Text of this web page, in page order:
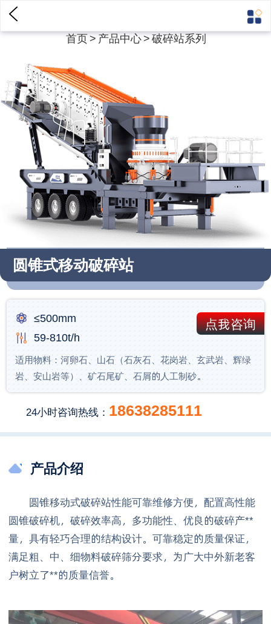
首页>产品中心>破碎站系列
圆锥式移动破碎站
点我咨询
≤500mm
59-810t/h
适用物料：河卵石、山石（石灰石、花岗岩、玄武岩、辉绿
岩、安山岩等）、矿石尾矿、石屑的人工制砂。
24小时咨询热线： 18638285111
产品介绍
圆锥移动式破碎站性能可靠维修方便，配置高性能
圆锥破碎机，破碎效率高，多功能性、优良的破碎产**
量，具有轻巧合理的结构设计。可靠稳定的质量保证，
满足粗、中、细物料破碎筛分要求，为广大中外新老客
户树立了**的质量信誉。